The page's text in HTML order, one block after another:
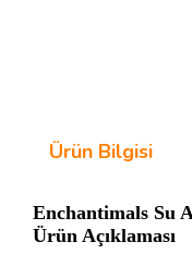
Ürün Bilgisi
Enchantimals Su
Ürün Açıklaması